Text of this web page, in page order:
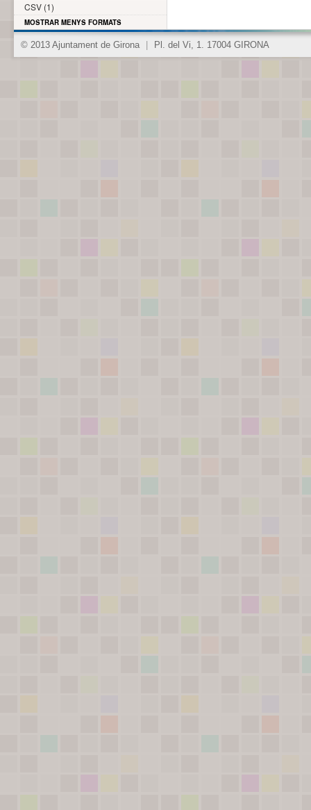
CSV (1)
MOSTRAR MENYS FORMATS
© 2013 Ajuntament de Girona Pl. del Vi, 1. 17004 GIRONA